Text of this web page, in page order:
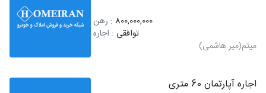
800,000,000 : رهن
توافقی : اجاره
میثم(میر هاشمی)
اجاره آپارتمان 60 متری